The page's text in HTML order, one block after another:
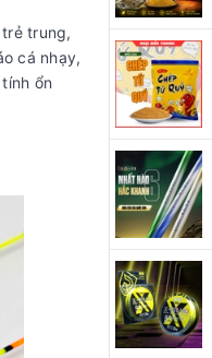
trung,
cá nhạy,
ổn